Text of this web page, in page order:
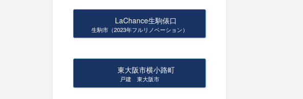
LaChance生駒俵口
生駒市（2023年フルリノベーション）
東大阪市横小路町
戸建 東大阪市